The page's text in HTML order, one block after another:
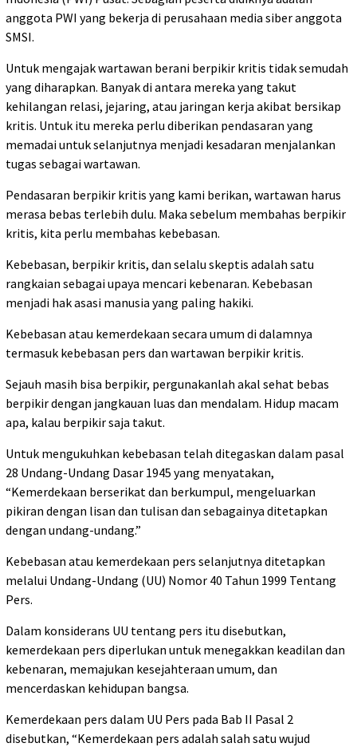
anggota PWI yang bekerja di perusahaan media siber anggota
SMSI.
Untuk mengajak wartawan berani berpikir kritis tidak semudah
yang diharapkan. Banyak di antara mereka yang takut
kehilangan relasi, jejaring, atau jaringan kerja akibat bersikap
kritis. Untuk itu mereka perlu diberikan pendasaran yang
memadai untuk selanjutnya menjadi kesadaran menjalankan
tugas sebagai wartawan.
Pendasaran berpikir kritis yang kami berikan, wartawan harus
merasa bebas terlebih dulu. Maka sebelum membahas berpikir
kritis, kita perlu membahas kebebasan.
Kebebasan, berpikir kritis, dan selalu skeptis adalah satu
rangkaian sebagai upaya mencari kebenaran. Kebebasan
menjadi hak asasi manusia yang paling hakiki.
Kebebasan atau kemerdekaan secara umum di dalamnya
termasuk kebebasan pers dan wartawan berpikir kritis.
Sejauh masih bisa berpikir, pergunakanlah akal sehat bebas
berpikir dengan jangkauan luas dan mendalam. Hidup macam
apa, kalau berpikir saja takut.
Untuk mengukuhkan kebebasan telah ditegaskan dalam pasal
28 Undang-Undang Dasar 1945 yang menyatakan,
“Kemerdekaan berserikat dan berkumpul, mengeluarkan
pikiran dengan lisan dan tulisan dan sebagainya ditetapkan
dengan undang-undang.”
Kebebasan atau kemerdekaan pers selanjutnya ditetapkan
melalui Undang-Undang (UU) Nomor 40 Tahun 1999 Tentang
Pers.
Dalam konsiderans UU tentang pers itu disebutkan,
kemerdekaan pers diperlukan untuk menegakkan keadilan dan
kebenaran, memajukan kesejahteraan umum, dan
mencerdaskan kehidupan bangsa.
Kemerdekaan pers dalam UU Pers pada Bab II Pasal 2
disebutkan, “Kemerdekaan pers adalah salah satu wujud